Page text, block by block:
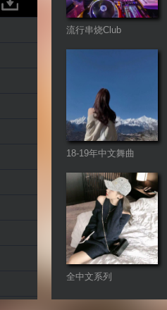
流行串烧Club
18-19年中文舞曲
Remix（暂不更新）
全中文系列